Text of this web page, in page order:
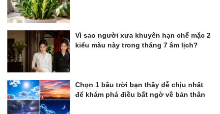
Vì sao người xưa khuyên hạn chế mặc 2
kiểu màu này trong tháng 7 âm lịch?
Chọn 1 bầu trời bạn thấy dễ chịu nhất
để khám phá điều bất ngờ về bản thân